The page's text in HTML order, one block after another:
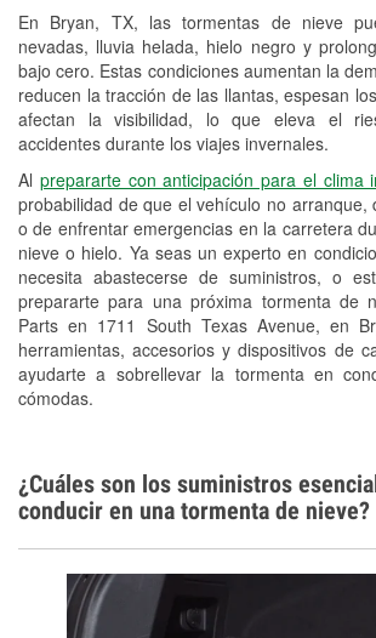
En Bryan, TX, las tormentas de nieve
nevadas, lluvia helada, hielo negro y
bajo cero. Estas condiciones aumentan la
reducen la tracción de las llantas, espesan
afectan la visibilidad, lo que eleva el
accidentes durante los viajes invernales.
Al prepararte con anticipación para el clima
probabilidad de que el vehículo no arranque,
o de enfrentar emergencias en la carretera
nieve o hielo. Ya seas un experto en
necesita abastecerse de suministros, o
prepararte para una próxima tormenta de
Parts en 1711 South Texas Avenue, en
herramientas, accesorios y dispositivos de
ayudarte a sobrellevar la tormenta en
cómodas.
Programa de Préstamo de
Herramientas
Mezcla de pinturas
Rectificación de tambores y
freno
Hurricane Supplies
Snowstorm Supplies
Tornado Supplies
Conoce más
¿Cuáles son los suministros
conducir en una tormenta de nieve?